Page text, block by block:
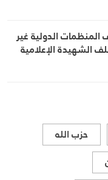
الدولية غير
الشهيدة الإعلامية
حزب الله